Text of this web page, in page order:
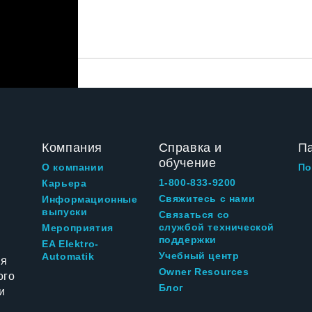
Компания
О компании
Карьера
Информационные
выпуски
Мероприятия
EA Elektro-
Automatik
Справка и
обучение
1-800-833-9200
Свяжитесь с нами
Связаться со
службой технической
поддержки
Учебный центр
Owner Resources
Блог